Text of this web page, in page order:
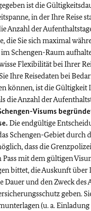
ist die
in der Ihre Reise
Anzahl der
die Sie sich maximal
Schengen-Raum
Flexibilität bei Ihrer
Ihre Reisedaten bei
können, ist die Gültigkeit
die Anzahl der
Visums
Die endgültige
Schengen-Gebiet durch
dass die
Pass mit dem gültigen
bittet, die Auskunft über
Dauer und den Zweck des
geben.
(u. a. Einladung